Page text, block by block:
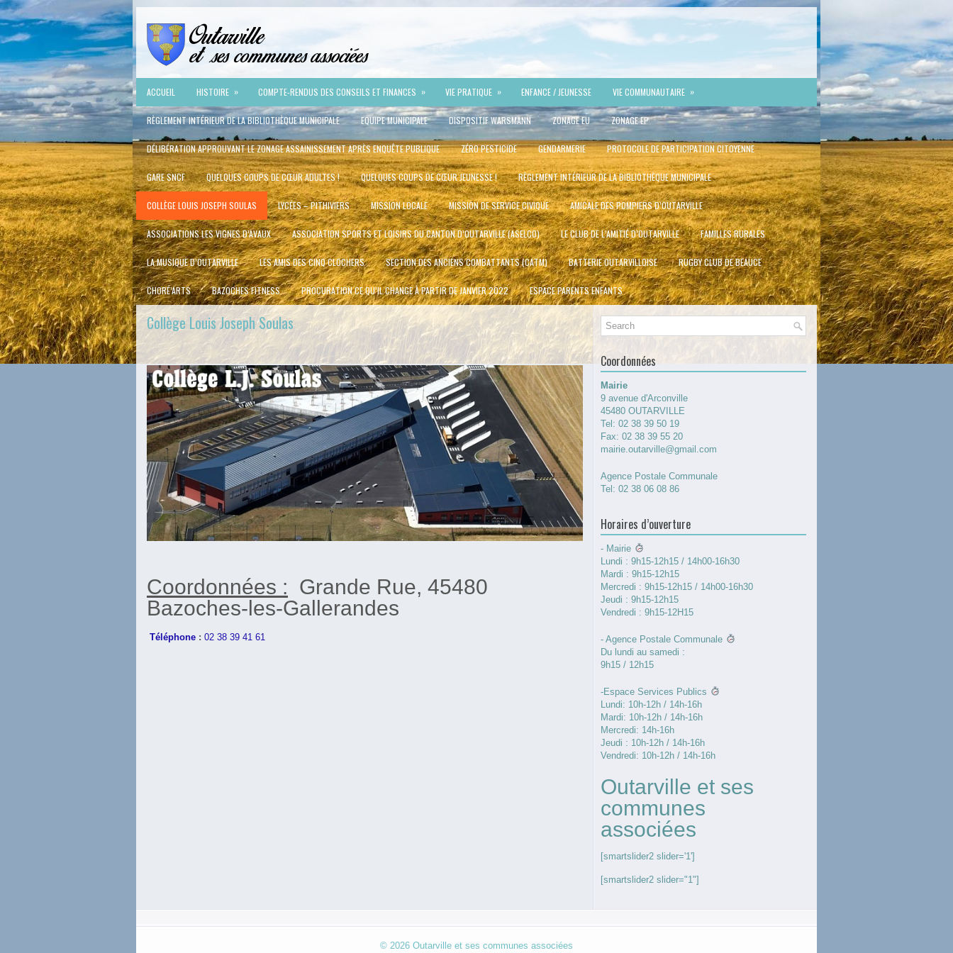
ACCUEIL HISTOIRE » COMPTE-RENDUS DES CONSEILS ET FINANCES » VIE PRATIQUE » ENFANCE / JEUNESSE VIE COMMUNAUTAIRE »
RÈGLEMENT INTÉRIEUR DE LA BIBLIOTHÈQUE MUNICIPALE EQUIPE MUNICIPALE DISPOSITIF WARSMANN ZONAGE EU ZONAGE EP
DÉLIBÉRATION APPROUVANT LE ZONAGE ASSAINISSEMENT APRÈS ENQUÊTE PUBLIQUE ZÉRO PESTICIDE GENDARMERIE PROTOCOLE DE PARTICIPATION CITOYENNE
GARE SNCF QUELQUES COUPS DE CŒUR ADULTES ! QUELQUES COUPS DE CŒUR JEUNESSE ! RÈGLEMENT INTÉRIEUR DE LA BIBLIOTHÈQUE MUNICIPALE
COLLÈGE LOUIS JOSEPH SOULAS LYCÉES – PITHIVIERS MISSION LOCALE MISSION DE SERVICE CIVIQUE AMICALE DES POMPIERS D’OUTARVILLE
ASSOCIATIONS LES VIGNES D’AVAUX ASSOCIATION SPORTS ET LOISIRS DU CANTON D’OUTARVILLE (ASELCO) LE CLUB DE L’AMITIÉ D’OUTARVILLE FAMILLES RURALES
LA MUSIQUE D’OUTARVILLE LES AMIS DES CINQ CLOCHERS SECTION DES ANCIENS COMBATTANTS (CATM) BATTERIE OUTARVILLOISE RUGBY CLUB DE BEAUCE
CHORÉ’ARTS BAZOCHES FITNESS PROCURATION CE QU’IL CHANGE À PARTIR DE JANVIER 2022 ESPACE PARENTS ENFANTS
Collège Louis Joseph Soulas
Coordonnées : Grande Rue, 45480
Bazoches-les-Gallerandes
Téléphone : 02 38 39 41 61
Coordonnées
Mairie
9 avenue d'Arconville
45480 OUTARVILLE
Tel: 02 38 39 50 19
Fax: 02 38 39 55 20
mairie.outarville@gmail.com
Agence Postale Communale
Tel: 02 38 06 08 86
Horaires d’ouverture
- Mairie
Lundi : 9h15-12h15 / 14h00-16h30
Mardi : 9h15-12h15
Mercredi : 9h15-12h15 / 14h00-16h30
Jeudi : 9h15-12h15
Vendredi : 9h15-12H15
- Agence Postale Communale
Du lundi au samedi :
9h15 / 12h15
-Espace Services Publics
Lundi: 10h-12h / 14h-16h
Mardi: 10h-12h / 14h-16h
Mercredi: 14h-16h
Jeudi : 10h-12h / 14h-16h
Vendredi: 10h-12h / 14h-16h
Outarville et ses
communes
associées
[smartslider2 slider='1']
[smartslider2 slider="1"]
© 2026 Outarville et ses communes associées